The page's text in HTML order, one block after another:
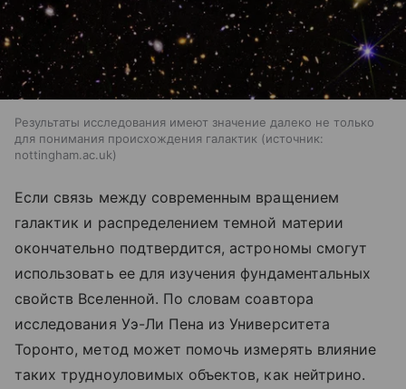
Результаты исследования имеют значение далеко не только
для понимания происхождения галактик
источник:
nottingham.ac.uk
Если связь между современным вращением
галактик и распределением темной материи
окончательно подтвердится, астрономы смогут
использовать ее для изучения фундаментальных
свойств Вселенной. По словам соавтора
исследования Уэ-Ли Пена из Университета
Торонто, метод может помочь измерять влияние
таких трудноуловимых объектов, как нейтрино.